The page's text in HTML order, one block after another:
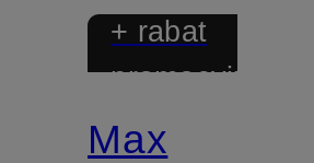
+ rabat
promocyjny
Max